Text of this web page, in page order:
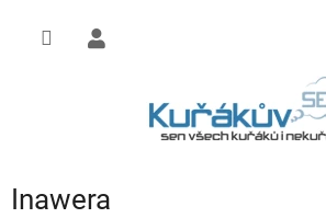
Inawera